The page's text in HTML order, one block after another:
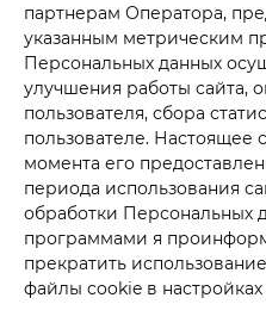
партнерам Оператора,
указанным метрическим
Персональных данных
улучшения работы сайта,
пользователя, сбора
пользователе. Настоящее
момента его
периода использования
обработки Персональных
программами я
прекратить
файлы cookie в настройках